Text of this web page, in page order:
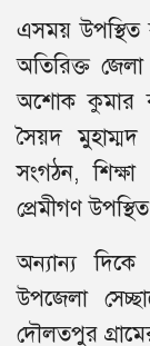
এসময় উপস্থিত
অতিরিক্ত
অশোক কুমার
সৈয়দ মুহাম্মদ
সংগঠন, শিক্ষা
প্রেমীগণ
অন্যান্য
উপজেলা
দৌলতপুর